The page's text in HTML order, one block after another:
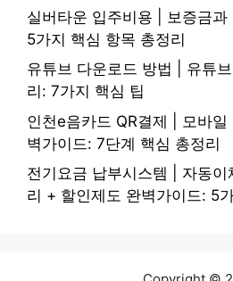
실버타운 입주비용 | 보증금
5가지 핵심 항목 총정리
유튜브 다운로드 방법 | 유튜
리: 7가지 핵심 팁
인천e음카드 QR결제 | 모바
벽가이드: 7단계 핵심 총정리
전기요금 납부시스템 | 자동
리 + 할인제도 완벽가이드: 5